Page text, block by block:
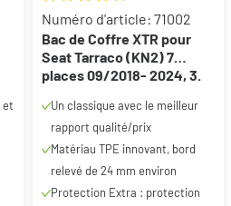
5 étoiles
et
Note moyenne de 4.86 sur 5
Numéro d'article: 71002
Bac de Coffre XTR pour
Seat Tarraco (KN2) 7
places 09/2018- 2024, 3.
Un classique avec le meilleur
rapport qualité/prix
Matériau TPE innovant, bord
relevé de 24 mm environ
Protection Extra : protection